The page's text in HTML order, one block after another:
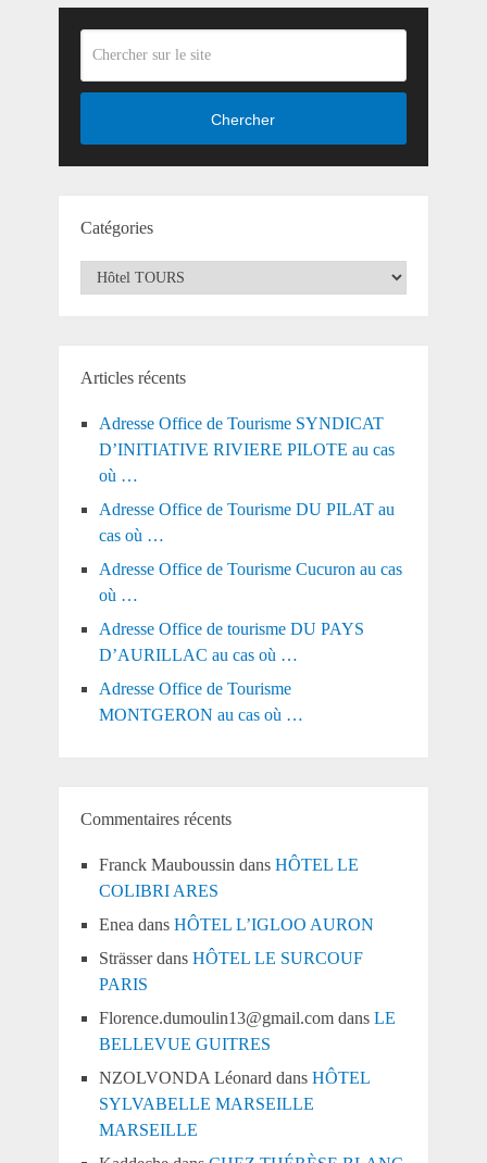
Chercher
Catégories
Catégories
Articles récents
Adresse Office de Tourisme SYNDICAT
D’INITIATIVE RIVIERE PILOTE au cas
où …
Adresse Office de Tourisme DU PILAT au
cas où …
Adresse Office de Tourisme Cucuron au cas
où …
Adresse Office de tourisme DU PAYS
D’AURILLAC au cas où …
Adresse Office de Tourisme
MONTGERON au cas où …
Commentaires récents
Franck Mauboussin dans HÔTEL LE
COLIBRI ARES
Enea dans HÔTEL L’IGLOO AURON
Strässerdans HÔTEL LE SURCOUF
PARIS
Florence.dumoulin13@gmail.comdans LE
BELLEVUE GUITRES
NZOLVONDA Léonard dans HÔTEL
SYLVABELLE MARSEILLE
MARSEILLE